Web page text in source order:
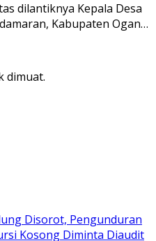
dilantiknya Kepala Desa
Kabupaten Ogan…
dimuat.